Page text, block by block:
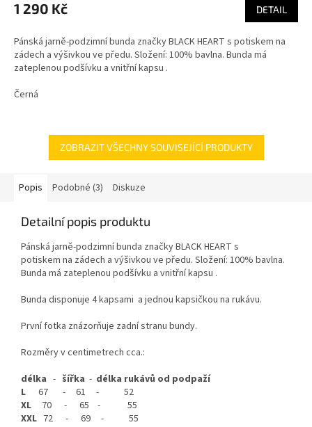
1 290 Kč DETAIL
Pánská jarně-podzimní bunda značky BLACK HEART s potiskem na
zádech a výšivkou ve předu. Složení: 100% bavlna. Bunda má
zateplenou podšívku a vnitřní kapsu .
Černá
ZOBRAZIT VŠECHNY SOUVISEJÍCÍ PRODUKTY
Popis Podobné (3) Diskuze
Detailní popis produktu
Pánská jarně-podzimní bunda značky BLACK HEART s
potiskem na zádech a výšivkou ve předu. Složení: 100% bavlna.
Bunda má zateplenou podšívku a vnitřní kapsu .
Bunda disponuje 4 kapsami a jednou kapsičkou na rukávu.
První fotka znázorňuje zadní stranu bundy.
Rozměry v centimetrech cca.:
délka - šířka - délka rukávů od podpaží
L 67 - 61 - 52
XL
70 - 65 - 55
XXL 72 - 69 - 55